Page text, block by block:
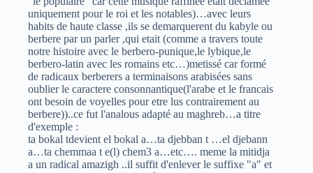
uniquement pour le roi et les notables)…avec leurs
habits de haute classe ,ils se demarquerent du kabyle ou
berbere par un parler ,qui etait (comme a travers toute
notre histoire avec le berbero-punique,le lybique,le
berbero-latin avec les romains etc…)metissé car formé
de radicaux berberers a terminaisons arabisées sans
oublier le caractere consonnantique(l'arabe et le francais
ont besoin de voyelles pour etre lus contrairement au
berbere))..ce fut l'analous adapté au maghreb…a titre
d'exemple :
ta bokal tdevient el bokal a…ta djebban t …el djebann
a…ta chemmaa t e(l) chem3 a…etc…. meme la mitidja
a un radical amazigh ..il suffit d'enlever le suffixe "a" et